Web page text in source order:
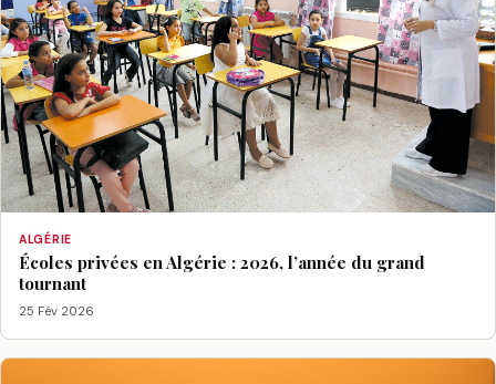
ALGÉRIE
Écoles privées en Algérie : 2026, l’année du grand
tournant
25 Fév 2026